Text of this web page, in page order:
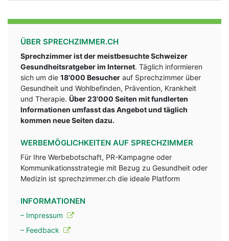
ÜBER SPRECHZIMMER.CH
Sprechzimmer ist der meistbesuchte Schweizer
Gesundheitsratgeber im Internet. Täglich informieren
sich um die 18'000 Besucher auf Sprechzimmer über
Gesundheit und Wohlbefinden, Prävention, Krankheit
und Therapie. Über 23'000 Seiten mit fundlerten
Informationen umfasst das Angebot und täglich
kommen neue Seiten dazu.
WERBEMÖGLICHKEITEN AUF SPRECHZIMMER
Für Ihre Werbebotschaft, PR-Kampagne oder
Kommunikationsstrategie mit Bezug zu Gesundheit oder
Medizin ist sprechzimmer.ch die ideale Platform
INFORMATIONEN
– Impressum
– Feedback